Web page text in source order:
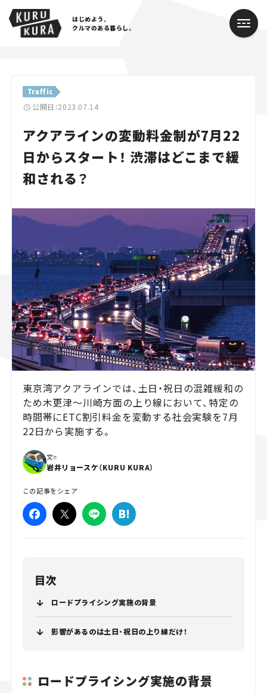
はじめよう、
クルマのある暮らし。
Traffic
公開日：2023.07.14
アクアラインの変動料金制が7月22
日からスタート！ 渋滞はどこまで緩
和される？
東京湾アクアラインでは、土日・祝日の混雑緩和の
ため木更津～川崎方面の上り線において、特定の
時間帯にETC割引料金を変動する社会実験を7月
22日から実施する。
文=
岩井リョースケ（KURU KURA）
この記事をシェア
目次
ロードプライシング実施の背景
影響があるのは土日・祝日の上り線だけ！
ロードプライシング実施の背景
Cars
Lifestyle
Traffic
Special
Series
Campaign
人気のハッシュタグ
スズキ ジムニー｜Suzuki Jimny
スズキ｜Suzuki
マツダ｜Mazda
マツダ ロードスター｜Mazda Roadster